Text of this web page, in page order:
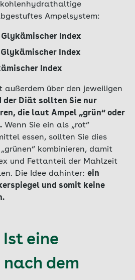
Ampelsystem:
Index
Index
Index
außerdem über den jeweiligen
der Diät sollten Sie nur
die laut Ampel „grün“ oder
Wenn Sie ein als „rot“
essen, sollten Sie dies
kombinieren, damit
und Fettanteil der Mahlzeit
Die Idee dahinter: ein
und somit keine
eine
dem